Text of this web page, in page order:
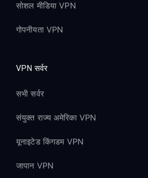
सोशल मीडिया VPN
गोपनीयता VPN
VPN सर्वर
सभी सर्वर
संयुक्त राज्य अमेरिका VPN
यूनाइटेड किंगडम VPN
जापान VPN